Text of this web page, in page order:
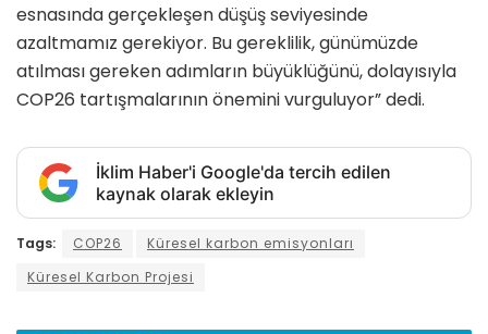
esnasında gerçekleşen düşüş seviyesinde
azaltmamız gerekiyor. Bu gereklilik, günümüzde
atılması gereken adımların büyüklüğünü, dolayısıyla
COP26 tartışmalarının önemini vurguluyor” dedi.
İklim Haber'i Google'da tercih edilen
kaynak olarak ekleyin
Tags: COP26
Küresel karbon emisyonları
Küresel Karbon Projesi